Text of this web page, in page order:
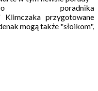
poradnika
przygotowane
mogą także "słoikom",